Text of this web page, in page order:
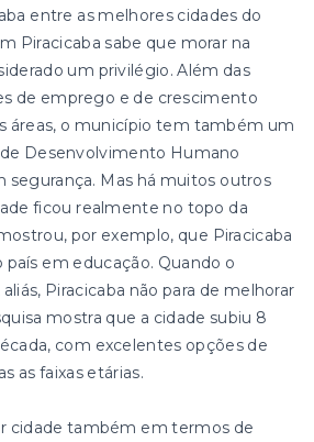
entre as melhores cidades do
Piracicaba sabe que morar na
um privilégio. Além das
de emprego e de crescimento
áreas, o município tem também um
Desenvolvimento Humano
segurança. Mas há muitos outros
ficou realmente no topo da
por exemplo, que Piracicaba
em educação. Quando o
Piracicaba não para de melhorar
mostra que a cidade subiu 8
com excelentes opções de
as faixas etárias.
cidade também em termos de